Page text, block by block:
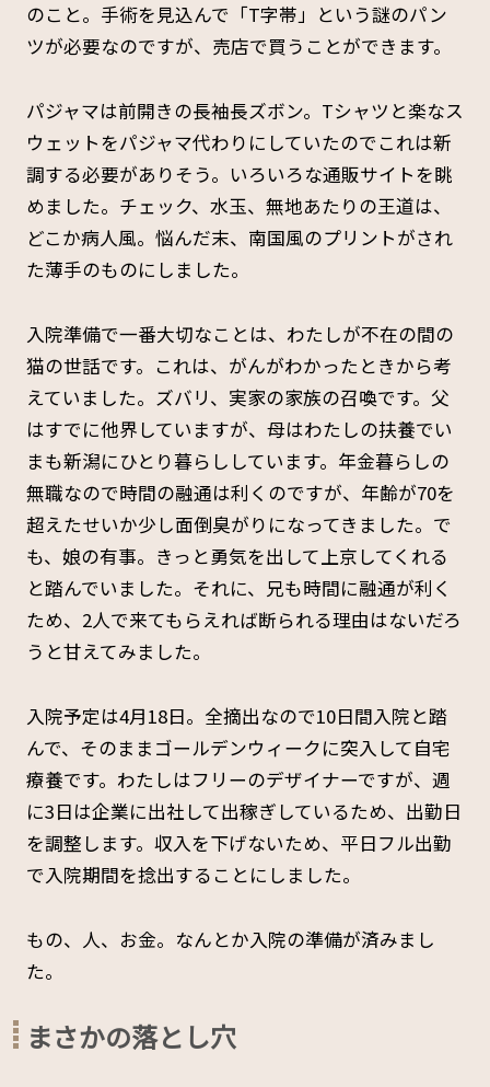
のこと。手術を見込んで「T字帯」という謎のパン
ツが必要なのですが、売店で買うことができます。
パジャマは前開きの長袖長ズボン。Tシャツと楽なス
ウェットをパジャマ代わりにしていたのでこれは新
調する必要がありそう。いろいろな通販サイトを眺
めました。チェック、水玉、無地あたりの王道は、
どこか病人風。悩んだ末、南国風のプリントがされ
た薄手のものにしました。
入院準備で一番大切なことは、わたしが不在の間の
猫の世話です。これは、がんがわかったときから考
えていました。ズバリ、実家の家族の召喚です。父
はすでに他界していますが、母はわたしの扶養でい
まも新潟にひとり暮らししています。年金暮らしの
無職なので時間の融通は利くのですが、年齢が70を
超えたせいか少し面倒臭がりになってきました。で
も、娘の有事。きっと勇気を出して上京してくれる
と踏んでいました。それに、兄も時間に融通が利く
ため、2人で来てもらえれば断られる理由はないだろ
うと甘えてみました。
入院予定は4月18日。全摘出なので10日間入院と踏
んで、そのままゴールデンウィークに突入して自宅
療養です。わたしはフリーのデザイナーですが、週
に3日は企業に出社して出稼ぎしているため、出勤日
を調整します。収入を下げないため、平日フル出勤
で入院期間を捻出することにしました。
もの、人、お金。なんとか入院の準備が済みまし
た。
まさかの落とし穴